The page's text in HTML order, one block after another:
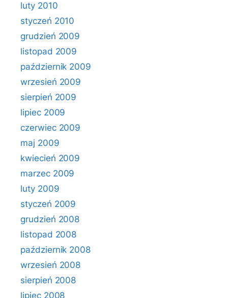
luty 2010
styczeń 2010
grudzień 2009
listopad 2009
październik 2009
wrzesień 2009
sierpień 2009
lipiec 2009
czerwiec 2009
maj 2009
kwiecień 2009
marzec 2009
luty 2009
styczeń 2009
grudzień 2008
listopad 2008
październik 2008
wrzesień 2008
sierpień 2008
lipiec 2008